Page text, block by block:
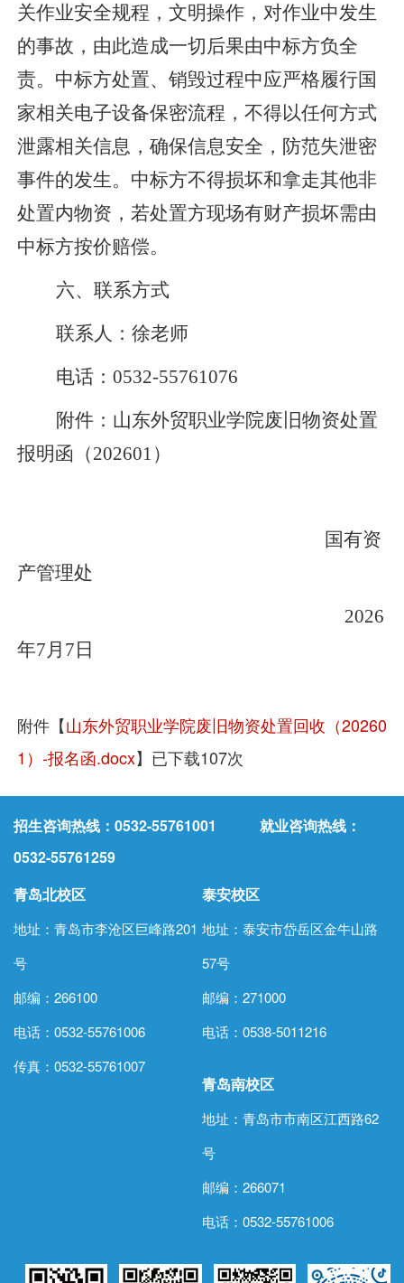
关作业安全规程，文明操作，对作业中发生
的事故，由此造成一切后果由中标方负全
责。中标方处置、销毁过程中应严格履行国
家相关电子设备保密流程，不得以任何方式
泄露相关信息，确保信息安全，防范失泄密
事件的发生。中标方不得损坏和拿走其他非
处置内物资，若处置方现场有财产损坏需由
中标方按价赔偿。
六、 联系方式
联系人：徐老师
电话： 0532-55761076
附件：山东外贸职业学院废旧物资处置
报明函 （202601 ）
国有资
产管理处
2026
年7 月 7 日
附件【山东外贸职业学院废旧物资处置回收（20260
1）-报名函.docx】已下载107次
招生咨询热线：0532-55761001 就业咨询热线：
0532-55761259
青岛北校区
地址：青岛市李沧区巨峰路201
号
邮编：266100
电话：0532-55761006
传真：0532-55761007
泰安校区
地址：泰安市岱岳区金牛山路
57号
邮编：271000
电话： 0538-5011216
青岛南校区
地址：青岛市市南区江西路62
号
邮编：266071
电话：0532-55761006